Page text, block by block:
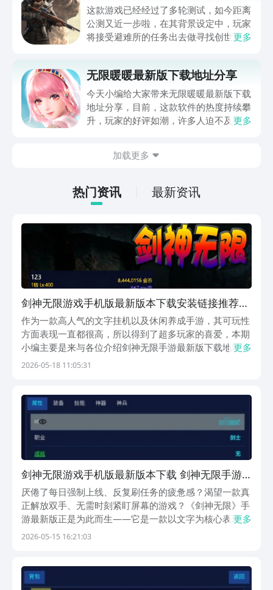
这款游戏已经经过了多轮测试，如今距离
公测又近一步啦，在其背景设定中，玩家
将接受避难所的任务出去做寻找创世之
想体验的玩家可以看看本期内容哦，下面
还有具体的玩法会一同分享给各位玩家，
希望能帮到大家。
更多
无限暖暖最新版下载地址分享
今天小编给大家带来无限暖暖最新版下载
地址分享，目前，这款软件的热度持续攀
升，玩家的好评如潮，许多人迫不及待地
款软件，并指导大家如何高效地下载。感
更多
加载更多
热门资讯 最新资讯
剑神无限游戏手机版最新版本下载安装链接推荐
剑神无限手游最新版下载渠道分享
作为一款高人气的文字挂机以及休闲养成手游，其可玩性
方面表现一直都很高，所以得到了超多玩家的喜爱，本期
小编主要是来与各位介绍剑神无限手游最新版下载地址，
如果大家希望能更好的进入其中，解锁沉浸式体验快感，
锁...
更多
2026-05-18 11:05:31
剑神无限游戏手机版最新版本下载 剑神无限手游
安卓iOS安装包获取指南
厌倦了每日强制上线、反复刷任务的疲惫感？渴望一款真
正解放双手、无需时刻紧盯屏幕的游戏？《剑神无限》手
游最新版正是为此而生——它是一款以文字为核心表现形
式的轻量化挂机RPG，主打“真离线、零损耗、全自动”体
更多
2026-05-15 16:21:03